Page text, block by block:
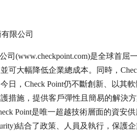
限公司
司(www.checkpoint.com)是全球首
可大幅降低企業總成本。同時，
日，Check Point仍不斷創新、以其軟
措施，提供客戶彈性且簡易的解決
Point是唯一超越技術層面的資安
結合了政策、人員及執行，保護